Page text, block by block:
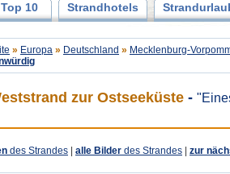
Top 10 Strandhotels
» Europa » Deutschland » Mecklenburg-
zur Ostseeküste -
des Strandes alle Bilder des Strandes zur